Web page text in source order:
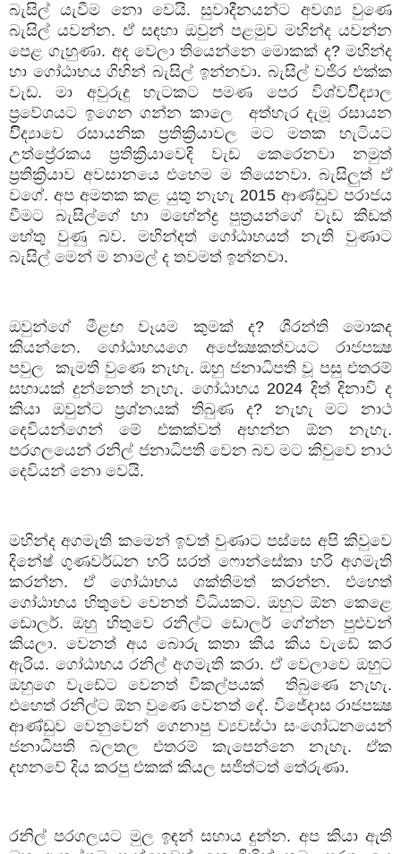
බැසිල් යැවීම නො වෙයි. සුවාදීනයන්ට අවශ්‍ය වුණෙ
බැසිල් යවන්න. ඒ සඳහා ඔවුන් පළමුව මහින්ද යවන්න
පෙළ ගැහුණා. අද වෙලා තියෙන්නෙ මොකක් ද?මහින්ද
හා ගෝඨාභය ගිහින් බැසිල් ඉන්නවා. බැසිල් වජිර එක්ක
වැඩ. මා අවුරුදු හැටකට පමණ පෙර විශ්වවිිද්‍යාල
ප්‍රවේශයට ඉගෙන ගන්න කාලෙ අත්හැර දැමූ රසායන
විිද්‍යාවෙ රසායනික ප්‍රතික්‍රියාවල මට මතක හැටියට
උත්ප්‍රේරකය ප්‍රතික්‍රියාවෙදි වැඩ කෙරෙනවා නමුත්
ප්‍රතික්‍රියාව අවසානයෙ එහෙම ම තියෙනවා. බැසිලුත් ඒ
වගේ. අප අමතක කළ යුතු නැහැ 2015ආණ්ඩුව පරාජය
වීමට බැසිල්ගේ හා මහේන්ද්‍ර පුත්‍රයන්ගේ වැඩ කිඩත්
හේතු වුණු බව. මහින්දත් ගෝඨාභයත් නැති වුණාට
බැසිල් මෙන් ම නාමල් ද තවමත් ඉන්නවා.
ඔවුන්ගේ මීළඟ වෑයම කුමක් ද? ශීරන්ති මොකද
කියන්නෙ. ගෝඨාභයගෙ අපේක්‍ෂකත්වයට රාජපක්‍ෂ
පවුල කැමති වුණෙ නැහැ. ඔහු ජනාධිපති වූ පසු එතරම්
සහායක් දුන්නෙත් නැහැ. ගෝඨාභය 2024 දිත් දිනාවි ද
කියා ඔවුන්ට ප්‍රශ්නයක් තිබුණ ද? නැහැ මට නාථ
දෙවියන්ගෙන් මේ එකක්වත් අහන්න ඕන නැහැ.
පරගලයෙන් රනිල් ජනාධිපති වෙන බව මට කිවුවෙ නාථ
දෙවියන් නො වෙයි.
මහින්ද අගමැති කමෙන් ඉවත් වුණාට පස්සෙ අපි කිවුවෙ
දිනේෂ් ගුණවර්ධන හරි සරත් ෆොන්සේකා හරි අගමැති
කරන්න. ඒ ගෝඨාභය ශක්තිමත් කරන්න. එහෙත්
ගෝඨාභය හිතුවෙ වෙනත් විධියකට. ඔහුට ඕන කෙළෙ
ඩොලර්. ඔහු හිතුවෙ රනිල්ට ඩොලර් ගේන්න පුළුවන්
කියලා. වෙනත් අය බොරු කතා කිය කිය වැඩේ කර
ඇරිය. ගෝඨාභය රනිල් අගමැති කරා. ඒ වෙලාවෙ ඔහුට
ඔහුගෙ වැඩේට වෙනත් විකල්පයක් තිබුණෙ නැහැ.
එහෙත් රනිල්ට ඕන වුණෙ වෙනත් දේ. විජේදාස රාජපක්‍ෂ
ආණ්ඩුව වෙනුවෙන් ගෙනාපු ව්‍යවස්ථා සංශෝධනයෙන්
ජනාධිපති බලතල එතරම් කැපෙන්නෙ නැහැ. ඒක
දහනවේ දිය කරපු එකක් කියල සජිත්ටත් තේරුණා.
රනිල් පරගලයට මුල ඉඳන් සහාය දුන්න. අප කියා ඇති